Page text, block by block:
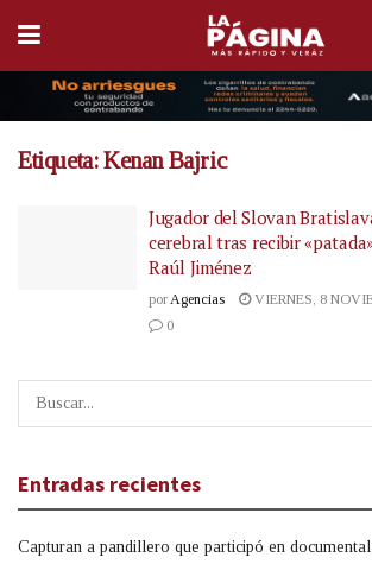
Etiqueta:Kenan Bajric
Jugador del Slovan
cerebral tras recibir
Raúl Jiménez
por Agencias
VIERNES, 8
0
Entradas recientes
Capturan a pandillero que participó en